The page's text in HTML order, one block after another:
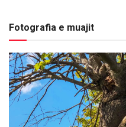
Fotografia e muajit